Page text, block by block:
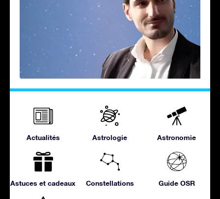
Actualités Astrologie Astronomie
Astuces et cadeaux Constellations Guide OSR